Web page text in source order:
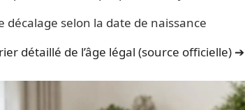
décalage selon la date de naissance
détaillé de l’âge légal (source officielle) ➔